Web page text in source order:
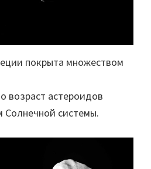
покрыта множеством
возраст астероидов
Солнечной системы.